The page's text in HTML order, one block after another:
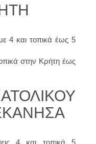
με 4 και τοπικά έως 5
στην Κρήτη έως
4 και τοπικά 5